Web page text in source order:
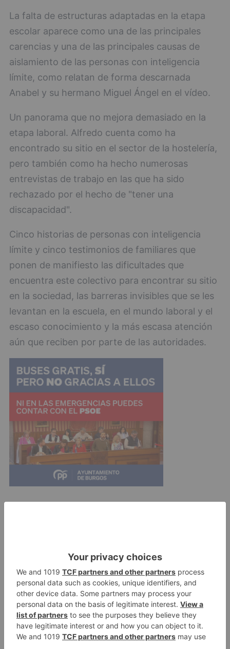
La falta de estructuras adaptadas en la etapa
escolar aparece como una de las principales
carencias y una de las principales causas de
aislamiento de las personas con inteligencia
límite, como relatan de forma descarnada
Anabel y su hermano Miguel Ángel en el vídeo.
Un panorama que no mejora demasiado en la
etapa laboral. Alfredo cuenta como ha
encontrado su sitio en el sector de la hostelería,
pero también como ha hecho numerosas
entrevistas de trabajo en las que ha sido
rechazado por el hecho de "tener una
discapacidad".
Cinco historias de personas con inteligencia
límite y cinco testimonios de familiares que
ponen de manifiesto las dificultades que
encuentra este colectivo para encontrar su sitio
en la sociedad, las barreras invisibles que se les
levantan en la escuela, en el mundo laboral y el
escaso conocimiento y la más escasa atención
aún que reciben por parte de las autoridades.
porque yo no voy a poder. Lo único que pasa es
que le voy a tener que echar más narices que el
resto". Toda una invitación a que también
nosotros decidamos cuál es nuestro sitio ante la
situación de las personas con inteligencia límite.